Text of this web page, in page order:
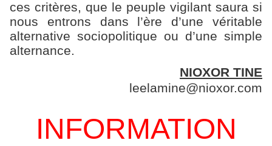
ces critères, que le peuple vigilant saura si
nous entrons dans l’ère d’une véritable
alternative sociopolitique ou d’une simple
alternance.
NIOXOR TINE
leelamine@nioxor.com
INFORMATION